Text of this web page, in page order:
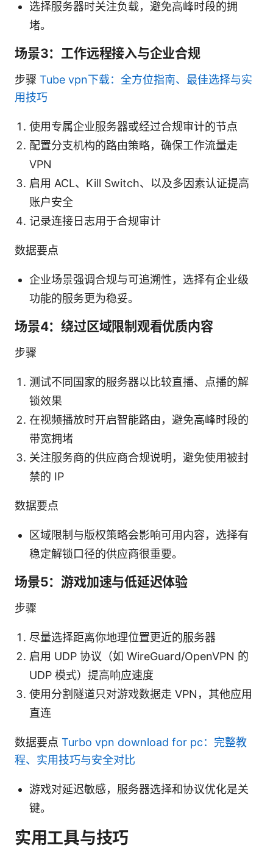
选择服务器时关注负载，避免高峰时段的拥
堵。
场景3：工作远程接入与企业合规
步骤 Tube vpn下载：全方位指南、最佳选择与实
用技巧
使用专属企业服务器或经过合规审计的节点
配置分支机构的路由策略，确保工作流量走
VPN
启用 ACL、Kill Switch、以及多因素认证提高
账户安全
记录连接日志用于合规审计
数据要点
企业场景强调合规与可追溯性，选择有企业级
功能的服务更为稳妥。
场景4：绕过区域限制观看优质内容
步骤
测试不同国家的服务器以比较直播、点播的解
锁效果
在视频播放时开启智能路由，避免高峰时段的
带宽拥堵
关注服务商的供应商合规说明，避免使用被封
禁的 IP
数据要点
区域限制与版权策略会影响可用内容，选择有
稳定解锁口径的供应商很重要。
场景5：游戏加速与低延迟体验
步骤
尽量选择距离你地理位置更近的服务器
启用 UDP 协议（如 WireGuard/OpenVPN 的
UDP 模式）提高响应速度
使用分割隧道只对游戏数据走 VPN，其他应用
直连
数据要点 Turbo vpn download for pc：完整教
程、实用技巧与安全对比
游戏对延迟敏感，服务器选择和协议优化是关
键。
实用工具与技巧